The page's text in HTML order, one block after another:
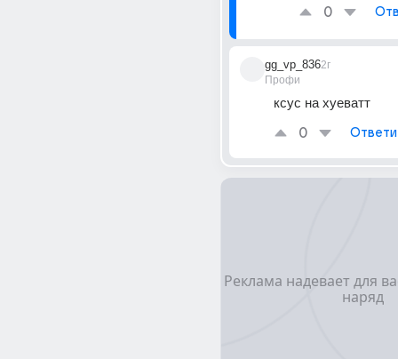
0
gg_vp_836
Профи
2г
ксус на хуеватт
0